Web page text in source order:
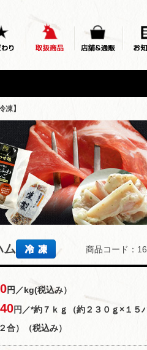
凍】
ム 商品コード：
円／kg(税込み）
円／*約７ｋｇ（約２３０ｇ×１５
合）（税込み）